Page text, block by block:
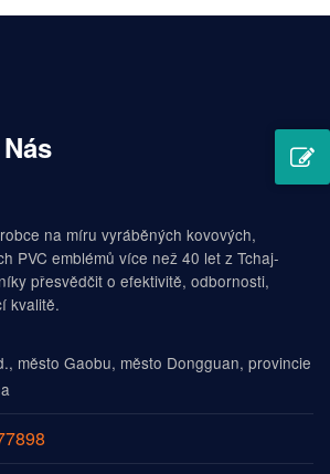
na míru vyráběných kovových,
PVC emblémů více než 40 let z Tchaj-
přesvědčit o efektivitě, odbornosti,
kvalitě.
město Gaobu, město Dongguan, provincie